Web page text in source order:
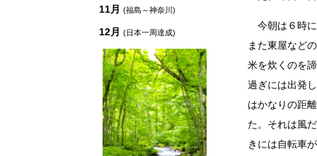
11月 (福島～神奈川)
12月 (日本一周達成)
今朝は６時に
また東屋など
米を炊くのを
過ぎには出発
はかなりの距
た。それは風
きには自転車